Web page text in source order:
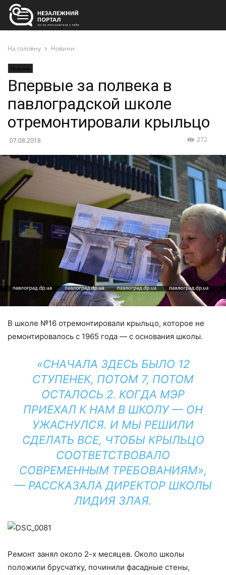
На головну Новини
Новини
Впервые за полвека в
павлоградской школе
отремонтировали крыльцо
07.08.2018 272
В школе №16 отремонтировали крыльцо, которое не
ремонтировалось с 1965 года — с основания школы.
«СНАЧАЛА ЗДЕСЬ БЫЛО 12
СТУПЕНЕК, ПОТОМ 7, ПОТОМ
ОСТАЛОСЬ 2. КОГДА МЭР
ПРИЕХАЛ К НАМ В ШКОЛУ — ОН
УЖАСНУЛСЯ. И МЫ РЕШИЛИ
СДЕЛАТЬ ВСЕ, ЧТОБЫ КРЫЛЬЦО
СООТВЕТСТВОВАЛО
СОВРЕМЕННЫМ ТРЕБОВАНИЯМ»,
— РАССКАЗАЛА ДИРЕКТОР ШКОЛЫ
ЛИДИЯ ЗЛАЯ.
Ремонт занял около 2-х месяцев. Около школы
положили брусчатку, починили фасадные стены,